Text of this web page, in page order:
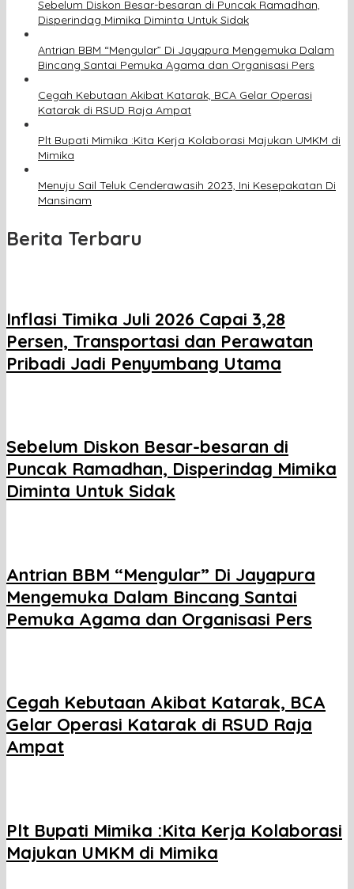
Sebelum Diskon Besar-besaran di Puncak Ramadhan,
Disperindag Mimika Diminta Untuk Sidak
Antrian BBM “Mengular” Di Jayapura Mengemuka Dalam
Bincang Santai Pemuka Agama dan Organisasi Pers
Cegah Kebutaan Akibat Katarak, BCA Gelar Operasi
Katarak di RSUD Raja Ampat
Plt Bupati Mimika :Kita Kerja Kolaborasi Majukan UMKM di
Mimika
Menuju Sail Teluk Cenderawasih 2023, Ini Kesepakatan Di
Mansinam
Berita Terbaru
Inflasi Timika Juli 2026 Capai 3,28
Persen, Transportasi dan Perawatan
Pribadi Jadi Penyumbang Utama
Sebelum Diskon Besar-besaran di
Puncak Ramadhan, Disperindag Mimika
Diminta Untuk Sidak
Antrian BBM “Mengular” Di Jayapura
Mengemuka Dalam Bincang Santai
Pemuka Agama dan Organisasi Pers
Cegah Kebutaan Akibat Katarak, BCA
Gelar Operasi Katarak di RSUD Raja
Ampat
Plt Bupati Mimika :Kita Kerja Kolaborasi
Majukan UMKM di Mimika